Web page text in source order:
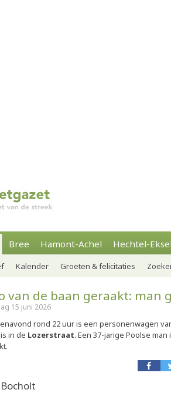
Bree Hamont-Achel Hechtel-
Kalender Groeten & felicitaties
van de baan geraakt: man
15 juni 2026
rond 22 uur is een personenwagen
in de Lozerstraat. Een 37-jarige Poolse